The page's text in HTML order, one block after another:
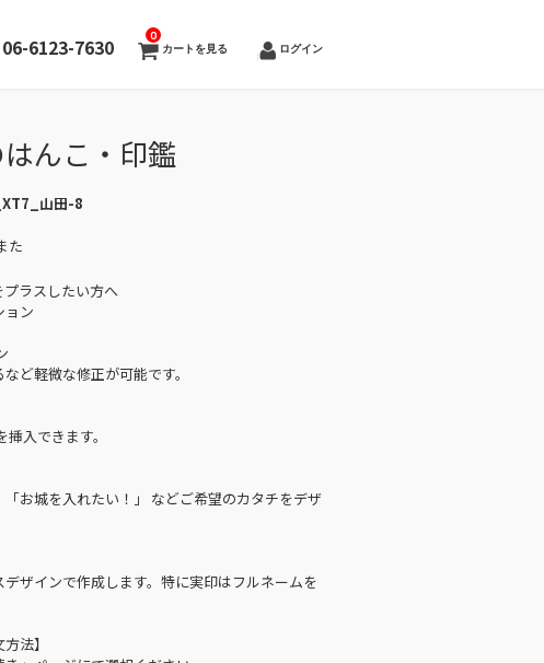
06-6123-7630 カートを見る
0
ログイン
んこ・印鑑
山田-8
た
ラスしたい方へ
ョン
ど軽微な修正が可能です。
入できます。
「お城を入れたい！」 などご希望のカタチをデザ
ザインで作成します。特に実印はフルネームを
法】